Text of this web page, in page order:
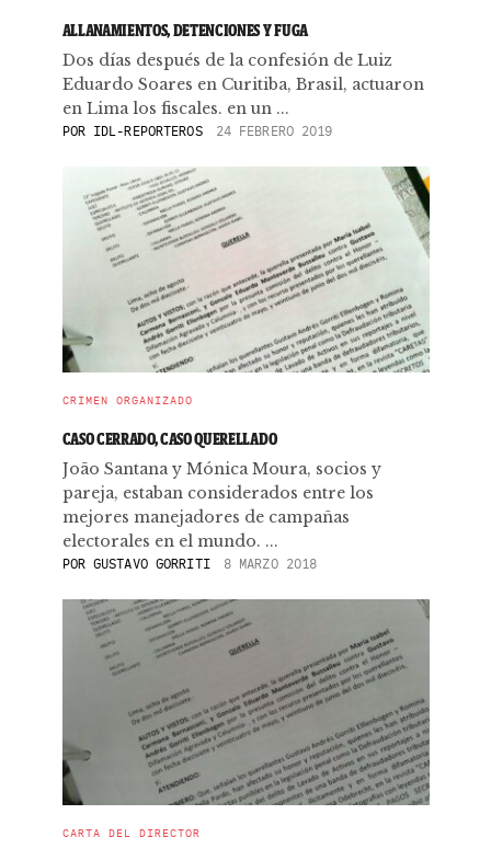
ALLANAMIENTOS, DETENCIONES Y FUGA
Dos días después de la confesión de Luiz
Eduardo Soares en Curitiba, Brasil, actuaron
en Lima los fiscales. en un ...
POR IDL-REPORTEROS 24 FEBRERO 2019
CRIMEN ORGANIZADO
CASO CERRADO, CASO QUERELLADO
João Santana y Mónica Moura, socios y
pareja, estaban considerados entre los
mejores manejadores de campañas
electorales en el mundo. ...
POR GUSTAVO GORRITI 8 MARZO 2018
CARTA DEL DIRECTOR